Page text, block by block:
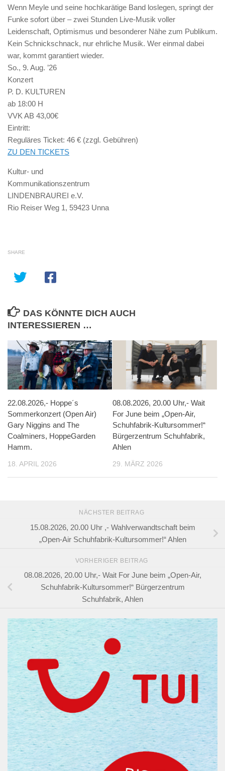
Wenn Meyle und seine hochkarätige Band loslegen, springt der
Funke sofort über – zwei Stunden Live-Musik voller
Leidenschaft, Optimismus und besonderer Nähe zum Publikum.
Kein Schnickschnack, nur ehrliche Musik. Wer einmal dabei
war, kommt garantiert wieder.
So., 9. Aug. ’26
Konzert
P. D. KULTUREN
ab 18:00 H
VVK AB 43,00€
Eintritt:
Reguläres Ticket: 46 € (zzgl. Gebühren)
ZU DEN TICKETS
Kultur- und
Kommunikationszentrum
LINDENBRAUREI e.V.
Rio Reiser Weg 1, 59423 Unna
SHARE
DAS KÖNNTE DICH AUCH
INTERESSIEREN …
22.08.2026,- Hoppe´s
Sommerkonzert (Open Air)
Gary Niggins and The
Coalminers, HoppeGarden
Hamm.
18. APRIL 2026
08.08.2026, 20.00 Uhr,- Wait
For June beim „Open-Air,
Schuhfabrik-Kultursommer!“
Bürgerzentrum Schuhfabrik,
Ahlen
29. MÄRZ 2026
NÄCHSTER BEITRAG
15.08.2026, 20.00 Uhr ,- Wahlverwandtschaft beim
„Open-Air Schuhfabrik-Kultursommer!“ Ahlen
VORHERIGER BEITRAG
08.08.2026, 20.00 Uhr,- Wait For June beim „Open-Air,
Schuhfabrik-Kultursommer!“ Bürgerzentrum
Schuhfabrik, Ahlen